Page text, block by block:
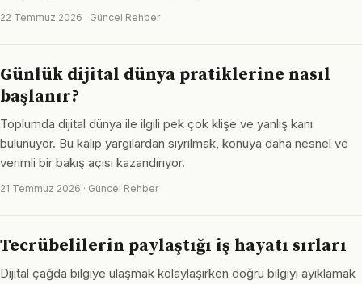
22 Temmuz 2026 · Güncel Rehber
Günlük dijital dünya pratiklerine nasıl
başlanır?
Toplumda dijital dünya ile ilgili pek çok klişe ve yanlış kanı
bulunuyor. Bu kalıp yargılardan sıyrılmak, konuya daha nesnel ve
verimli bir bakış açısı kazandırıyor.
21 Temmuz 2026 · Güncel Rehber
Tecrübelilerin paylaştığı iş hayatı sırları
Dijital çağda bilgiye ulaşmak kolaylaşırken doğru bilgiyi ayıklamak